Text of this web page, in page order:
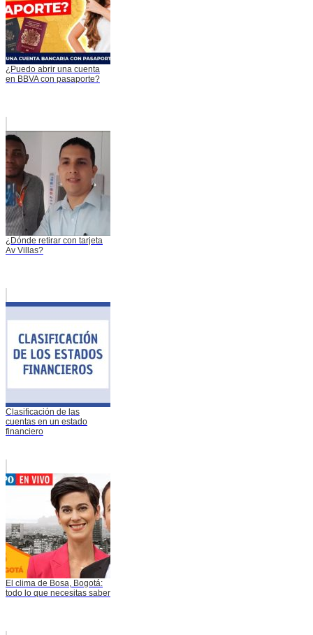
¿Puedo abrir una cuenta
en BBVA con pasaporte?
¿Dónde retirar con tarjeta
Av Villas?
Clasificación de las
cuentas en un estado
financiero
El clima de Bosa, Bogotá:
todo lo que necesitas saber